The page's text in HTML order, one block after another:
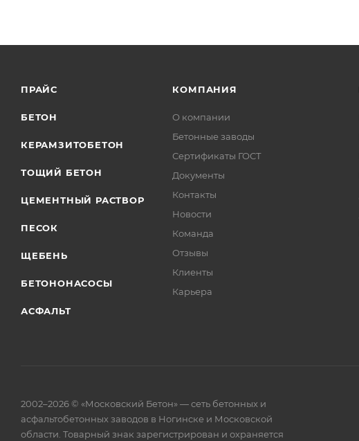
ПРАЙС
БЕТОН
КЕРАМЗИТОБЕТОН
ТОЩИЙ БЕТОН
ЦЕМЕНТНЫЙ РАСТВОР
ПЕСОК
ЩЕБЕНЬ
БЕТОНОНАСОСЫ
АСФАЛЬТ
КОМПАНИЯ
О компании
Бетонные заводы
Сертификаты ГОСТ
Документы
Контакты
Новости
Команда
Отзывы
Клиенты
Карьера
2002–2026 © «Московский Бетон» — сеть бетонных и
асфальтобетонных заводов в Ногинске и Московской
области. Товарный знак зарегистрирован и охраняется